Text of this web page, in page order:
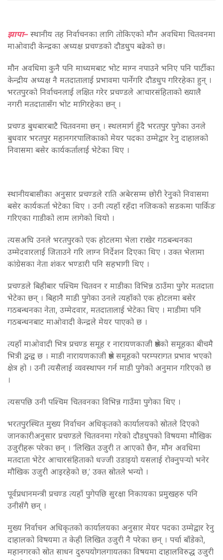
झापा– स्थानीय तह निर्वाचनका लागि तोकिएको मौन अवधिमा चितवनमा
माओवादी केन्द्रका अध्यक्ष प्रचण्डको दौडधुप बढेको छ।
मौन अवधिमा कुनै पनि माध्यमबाट भोट माग्न नपाउने भनिए पनि पार्टीका
केन्द्रीय अध्यक्ष नै मतदातालाई प्रभावमा पार्नेगरि दौडधुप गरिरहेका हुन् ।
भरतपुरको निर्वाचनलाई लक्षित गरेर प्रचण्डले आचारसंहिताको ख्यालै
नगरी मतदातासँग भोट मागिरहेका छन् ।
प्रचण्ड बुधबारबाटै चितवनमा छन् । स्थलमार्ग हुँदै भरतपुर पुगेका उनले
बुधवार भरतपुर महानगरपालिकाको मेयर पदका उम्मेद्वार रेनु दाहालको
निवासमा बसेर कार्यकर्तालाई भेटेका थिए ।
स्थानीयबासीका अनुसार प्रचण्डले राति अबेरसम्म छोरी रेनुको निवासमा
बसेर कार्यकर्ता भेटेका थिए । उनी त्यहाँ रहँदा नजिकको सडकमा पार्किङ
गरिएका गाडीको लाम लागेको थियो ।
त्यसअघि उनले भरतपुरको एक होटलमा भेला राखेर गठबन्धनका
उम्मेदवारलाई जिताउने गरि लाग्न निर्देशन दिएका थिए । उक्त भेलामा
कांग्रेसका नेता शंकर भण्डारी पनि सहभागी थिए ।
प्रचण्डले बिहीबार पश्चिम चितवन र माडीका विभिन्न ठाउँमा पुगेर मतदाता
भेटेका छन् । बिहानै माडी पुगेका उनले त्यहाँको एक होटलमा बसेर
गठबन्धनका नेता, उम्मेदवार, मतदातालाई भेटेका थिए । माडीमा पनि
गठबन्धनबाट माओवादी केन्द्रले मेयर पाएको छ ।
त्यहाँ माओवादी भित्र प्रचण्ड समूह र नारायणकाजी श्रेष्ठको समूहका बीचमै
भित्री द्वन्द्व छ । माडी नारायणकाजी श्रेष्ठ समूहको परम्परागत प्रभाव भएको
क्षेत्र हो । उनी त्यसैलाई व्यवस्थापन गर्न माडी पुगेको अनुमान गरिएको छ
।
त्यसपछि उनी पश्चिम चितवनका विभिन्न गाउँमा पुगेका थिए ।
भरतपुरस्थित मुख्य निर्वाचन अधिकृतको कार्यालयको स्रोतले दिएको
जानकारीअनुसार प्रचण्डले चितवनमा गरेको दौडधुपको विषयमा मौखिक
उजुरीहरू परेका छन् । ‘लिखित उजुरी त आएको छैन, मौन अवधिमा
मतदाता भेटेर आचारसंहिताको धज्जी उडाइयो यसलाई रोक्नुपर्‍यो भनेर
मौखिक उजुरी आइरहेको छ,’ उक्त स्रोतले भन्यो ।
पूर्वप्रधानमन्त्री प्रचण्ड त्यहाँ पुगेपछि सुरक्षा निकायका प्रमुखहरु पनि
उनीसँगै छन् ।
मुख्य निर्वाचन अधिकृतको कार्यालयका अनुसार मेयर पदका उम्मेद्वार रेनु
दाहालको विषयमा त केही लिखित उजुरी नै परेका छन् । पर्चा बाँडेको,
महानगरको स्रोत साधन दुरुपयोगलगायतका विषयमा दाहालविरुद्ध उजुरी